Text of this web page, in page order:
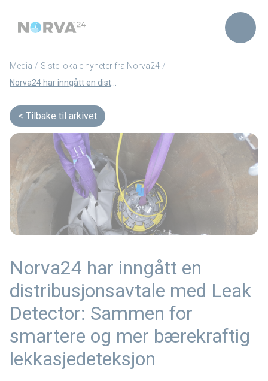
Media
Siste lokale nyheter fra Norva24
Tilbake til arkivet
Norva24 har inngått en
distribusjonsavtale med Leak
Detector: Sammen for
smartere og mer bærekraftig
lekkasjedeteksjon